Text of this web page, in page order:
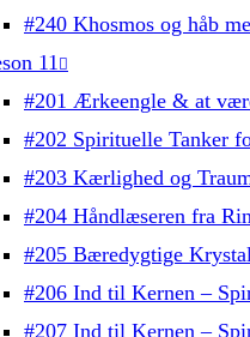
#240 Khosmos og håb
11
#201 Ærkeengle & at
#202 Spirituelle Tanker
#203 Kærlighed og
#204 Håndlæseren fra
#205 Bæredygtige
#206 Ind til Kernen –
#207 Ind til Kernen –